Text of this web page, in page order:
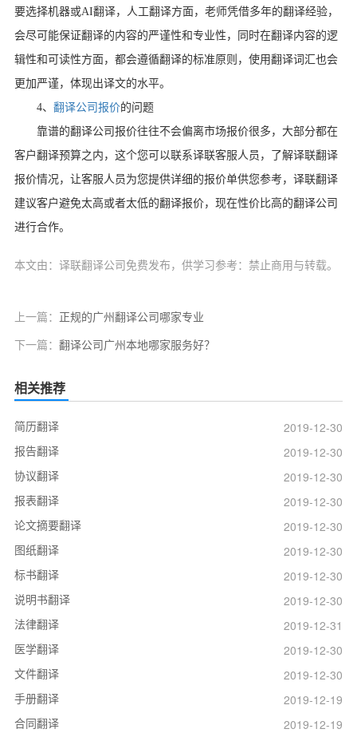
要选择机器或AI翻译，人工翻译方面，老师凭借多年的翻译经验，
会尽可能保证翻译的内容的严谨性和专业性，同时在翻译内容的逻
辑性和可读性方面，都会遵循翻译的标准原则，使用翻译词汇也会
更加严谨，体现出译文的水平。
4、 翻译公司报价的问题
靠谱的翻译公司报价往往不会偏离市场报价很多，大部分都在
客户翻译预算之内，这个您可以联系译联客服人员，了解译联翻译
报价情况，让客服人员为您提供详细的报价单供您参考，译联翻译
建议客户避免太高或者太低的翻译报价，现在性价比高的翻译公司
进行合作。
本文由：译联翻译公司免费发布，供学习参考：禁止商用与转载。
上一篇： 正规的广州翻译公司哪家专业
下一篇： 翻译公司广州本地哪家服务好？
相关推荐
简历翻译
2019-12-30
报告翻译
2019-12-30
协议翻译
2019-12-30
报表翻译
2019-12-30
论文摘要翻译
2019-12-30
图纸翻译
2019-12-30
标书翻译
2019-12-30
说明书翻译
2019-12-30
法律翻译
2019-12-31
医学翻译
2019-12-30
文件翻译
2019-12-30
手册翻译
2019-12-19
合同翻译
2019-12-19